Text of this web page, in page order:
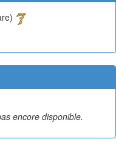
encore disponible.